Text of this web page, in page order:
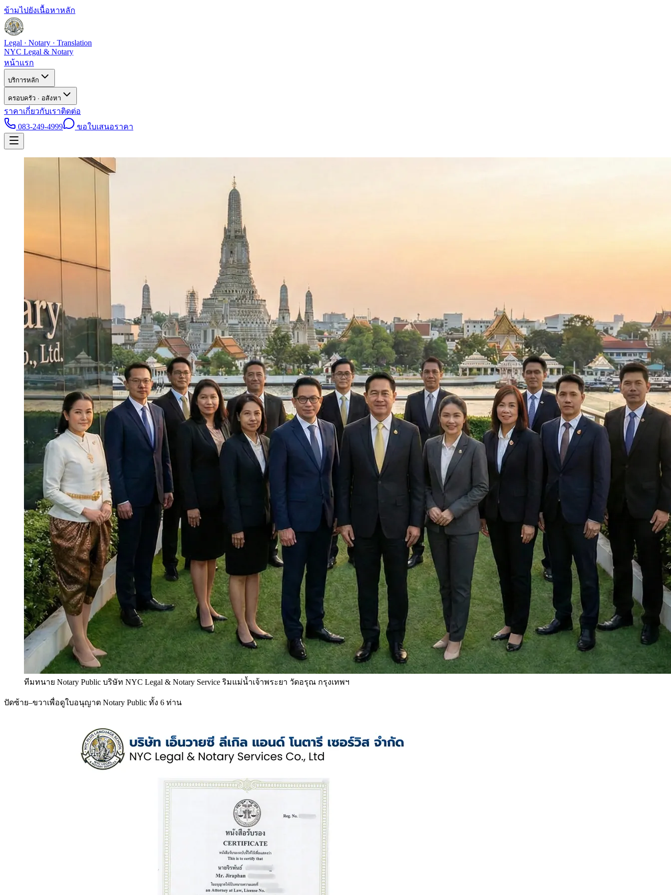
ข้ามไปยังเนื้อหาหลัก
Legal · Notary · Translation
NYC Legal & Notary
หน้าแรก
บริการหลัก
ครอบครัว · อสังหา
ราคาเกี่ยวกับเราติดต่อ
083-249-4999
ขอใบเสนอราคา
ทีมทนาย Notary Public บริษัท NYC Legal & Notary Service ริมแม่น้ำเจ้าพระยา วัดอรุณ กรุงเทพฯ
ปัดซ้าย–ขวาเพื่อดูใบอนุญาต Notary Public ทั้ง 6 ท่าน